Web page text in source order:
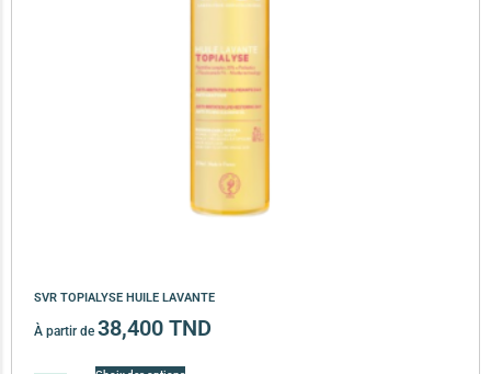
SVR TOPIALYSE HUILE LAVANTE
À partir de 38,400 TND